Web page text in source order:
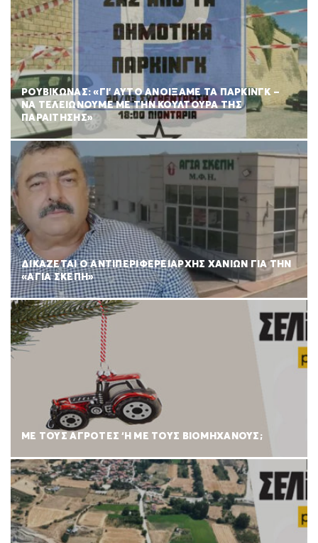
ΡΟΥΒΊΚΩΝΑΣ: «ΓΙ’ ΑΥΤΌ ΑΝΟΊΞΑΜΕ ΤΑ ΠΆΡΚΙΝΓΚ –
ΝΑ ΤΕΛΕΙΏΝΟΥΜΕ ΜΕ ΤΗΝ ΚΟΥΛΤΟΎΡΑ ΤΗΣ
ΠΑΡΑΊΤΗΣΗΣ»
ΔΙΚΑΖΕΤΑΙ Ο ΑΝΤΙΠΕΡΙΦΕΡΕΙΑΡΧΗΣ ΧΑΝΙΩΝ ΓΙΑ ΤΗΝ
«ΑΓΙΑ ΣΚΕΠΗ»
ΜΕ ΤΟΥΣ ΑΓΡΟΤΕΣ ‘Η ΜΕ ΤΟΥΣ ΒΙΟΜΗΧΑΝΟΥΣ;